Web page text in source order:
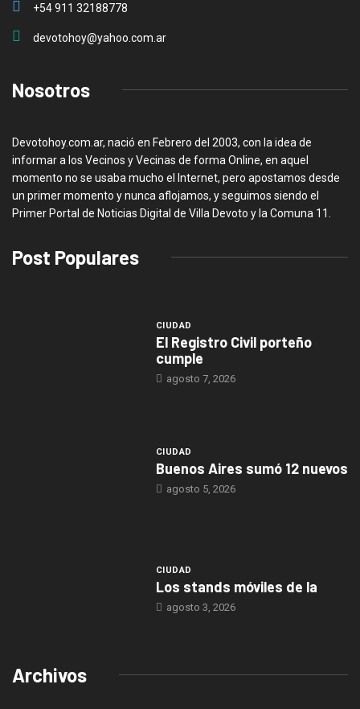
+54 911 32188778
devotohoy@yahoo.com.ar
Nosotros
Devotohoy.com.ar, nació en Febrero del 2003, con la idea de
informar a los Vecinos y Vecinas de forma Online, en aquel
momento no se usaba mucho el Internet, pero apostamos desde
un primer momento y nunca aflojamos, y seguimos siendo el
Primer Portal de Noticias Digital de Villa Devoto y la Comuna 11.
Post Populares
CIUDAD
El Registro Civil porteño
cumple
agosto 7, 2026
CIUDAD
Buenos Aires sumó 12 nuevos
agosto 5, 2026
CIUDAD
Los stands móviles de la
agosto 3, 2026
Archivos